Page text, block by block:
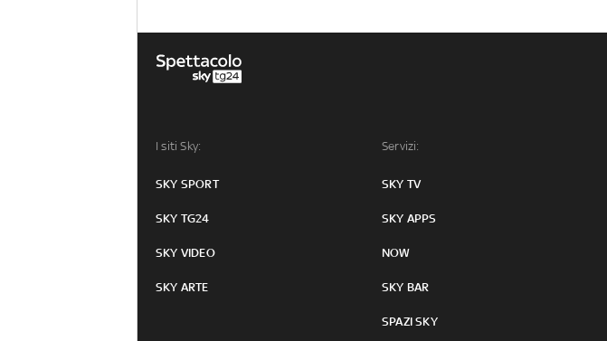
I siti Sky:
SKY SPORT
SKY TG24
SKY VIDEO
SKY ARTE
Servizi:
SKY TV
SKY APPS
NOW
SKY BAR
SPAZI SKY